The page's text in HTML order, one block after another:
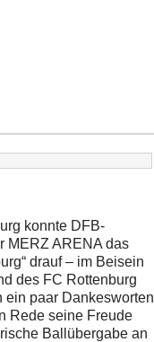
konnte DFB-
MERZ ARENA das
drauf – im Beisein
des FC Rottenburg
ein paar Dankesworten
Rede seine Freude
Ballübergabe an